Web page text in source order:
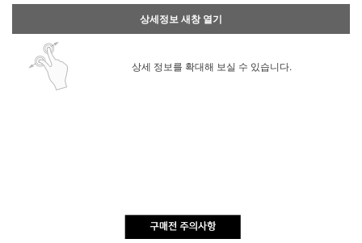
상세정보 새창 열기
상세 정보를 확대해 보실 수 있습니다.